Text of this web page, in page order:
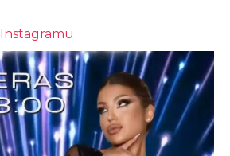
Instagramu